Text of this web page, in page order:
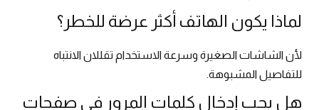
لماذا يكون الهاتف أكثر عرضة للخطر؟
لأن الشاشات الصغيرة وسرعة الاستخدام تقللان الانتباه
للتفاصيل المشبوهة.
هل يجب إدخال كلمات المرور في صفحات